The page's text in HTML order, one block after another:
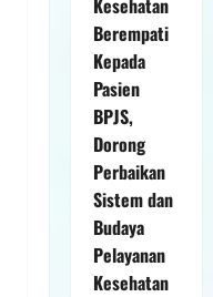
Kesehatan
Berempati
Kepada
Pasien
BPJS,
Dorong
Perbaikan
Sistem dan
Budaya
Pelayanan
Kesehatan